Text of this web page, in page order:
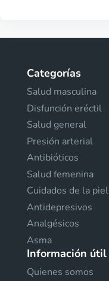
Categorías
Salud masculina
Disfunción eréctil
Salud general
Presión arterial
Antibióticos
Salud femenina
Cuidados de la piel
Antidepresivos
Analgésicos
Asma
Información útil
Quienes somos